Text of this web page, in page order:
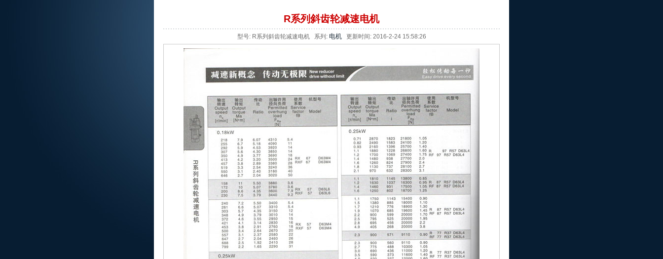
R系列斜齿轮减速电机
型号: R系列斜齿轮减速电机 系列: 电机更新时间: 2016-2-24 15:58:26